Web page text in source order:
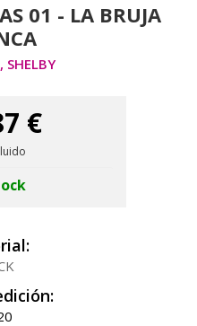
01 - LA BRUJA
SHELBY
€